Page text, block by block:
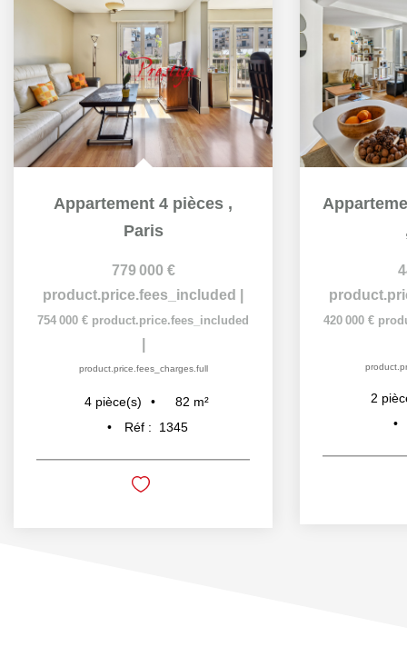
Appartement 4 pièces ,
Paris
779 000 €
product.price.fees_included
754 000 € product.price.fees_included
product.price.fees_charges.full
4 pièce(s) 82 m²
Réf :
1345
420 000 €
2